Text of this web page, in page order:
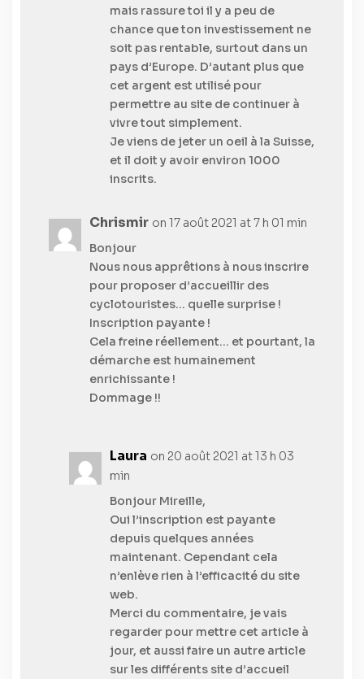
mais rassure toi il y a peu de
chance que ton investissement ne
soit pas rentable, surtout dans un
pays d’Europe. D’autant plus que
cet argent est utilisé pour
permettre au site de continuer à
vivre tout simplement.
Je viens de jeter un oeil à la Suisse,
et il doit y avoir environ 1000
inscrits.
Chrismir on 17 août 2021 at 7 h 01 min
Bonjour
Nous nous apprêtions à nous inscrire
pour proposer d’accueillir des
cyclotouristes… quelle surprise !
Inscription payante !
Cela freine réellement… et pourtant, la
démarche est humainement
enrichissante !
Dommage !!
Laura on 20 août 2021 at 13 h 03
min
Bonjour Mireille,
Oui l’inscription est payante
depuis quelques années
maintenant. Cependant cela
n’enlève rien à l’efficacité du site
web.
Merci du commentaire, je vais
regarder pour mettre cet article à
jour, et aussi faire un autre article
sur les différents site d’accueil